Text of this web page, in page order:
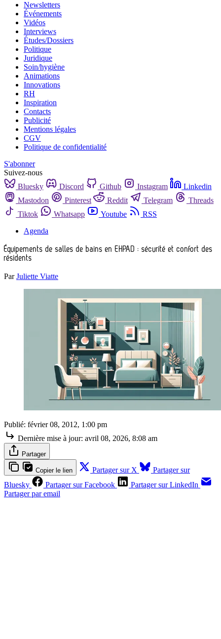
Newsletters
Événements
Vidéos
Interviews
Études/Dossiers
Politique
Juridique
Soin/hygiène
Animations
Innovations
RH
Inspiration
Contacts
Publicité
Mentions légales
CGV
Politique de confidentialité
S'abonner
Suivez-nous
Bluesky
Discord Github Instagram
Linkedin
Mastodon
Pinterest Reddit Telegram
Threads
Tiktok
Whatsapp Youtube
RSS
Agenda
Équipements de salles de bains en EHPAD : sécurité et confort des
résidents
Par Juliette Viatte
Publié: février 08, 2012, 1:00 pm
Dernière mise à jour: avril 08, 2026, 8:08 am
Partager
Copier le lien Partager sur X
Partager sur
Bluesky
Partager sur Facebook
Partager sur LinkedIn
Partager par email